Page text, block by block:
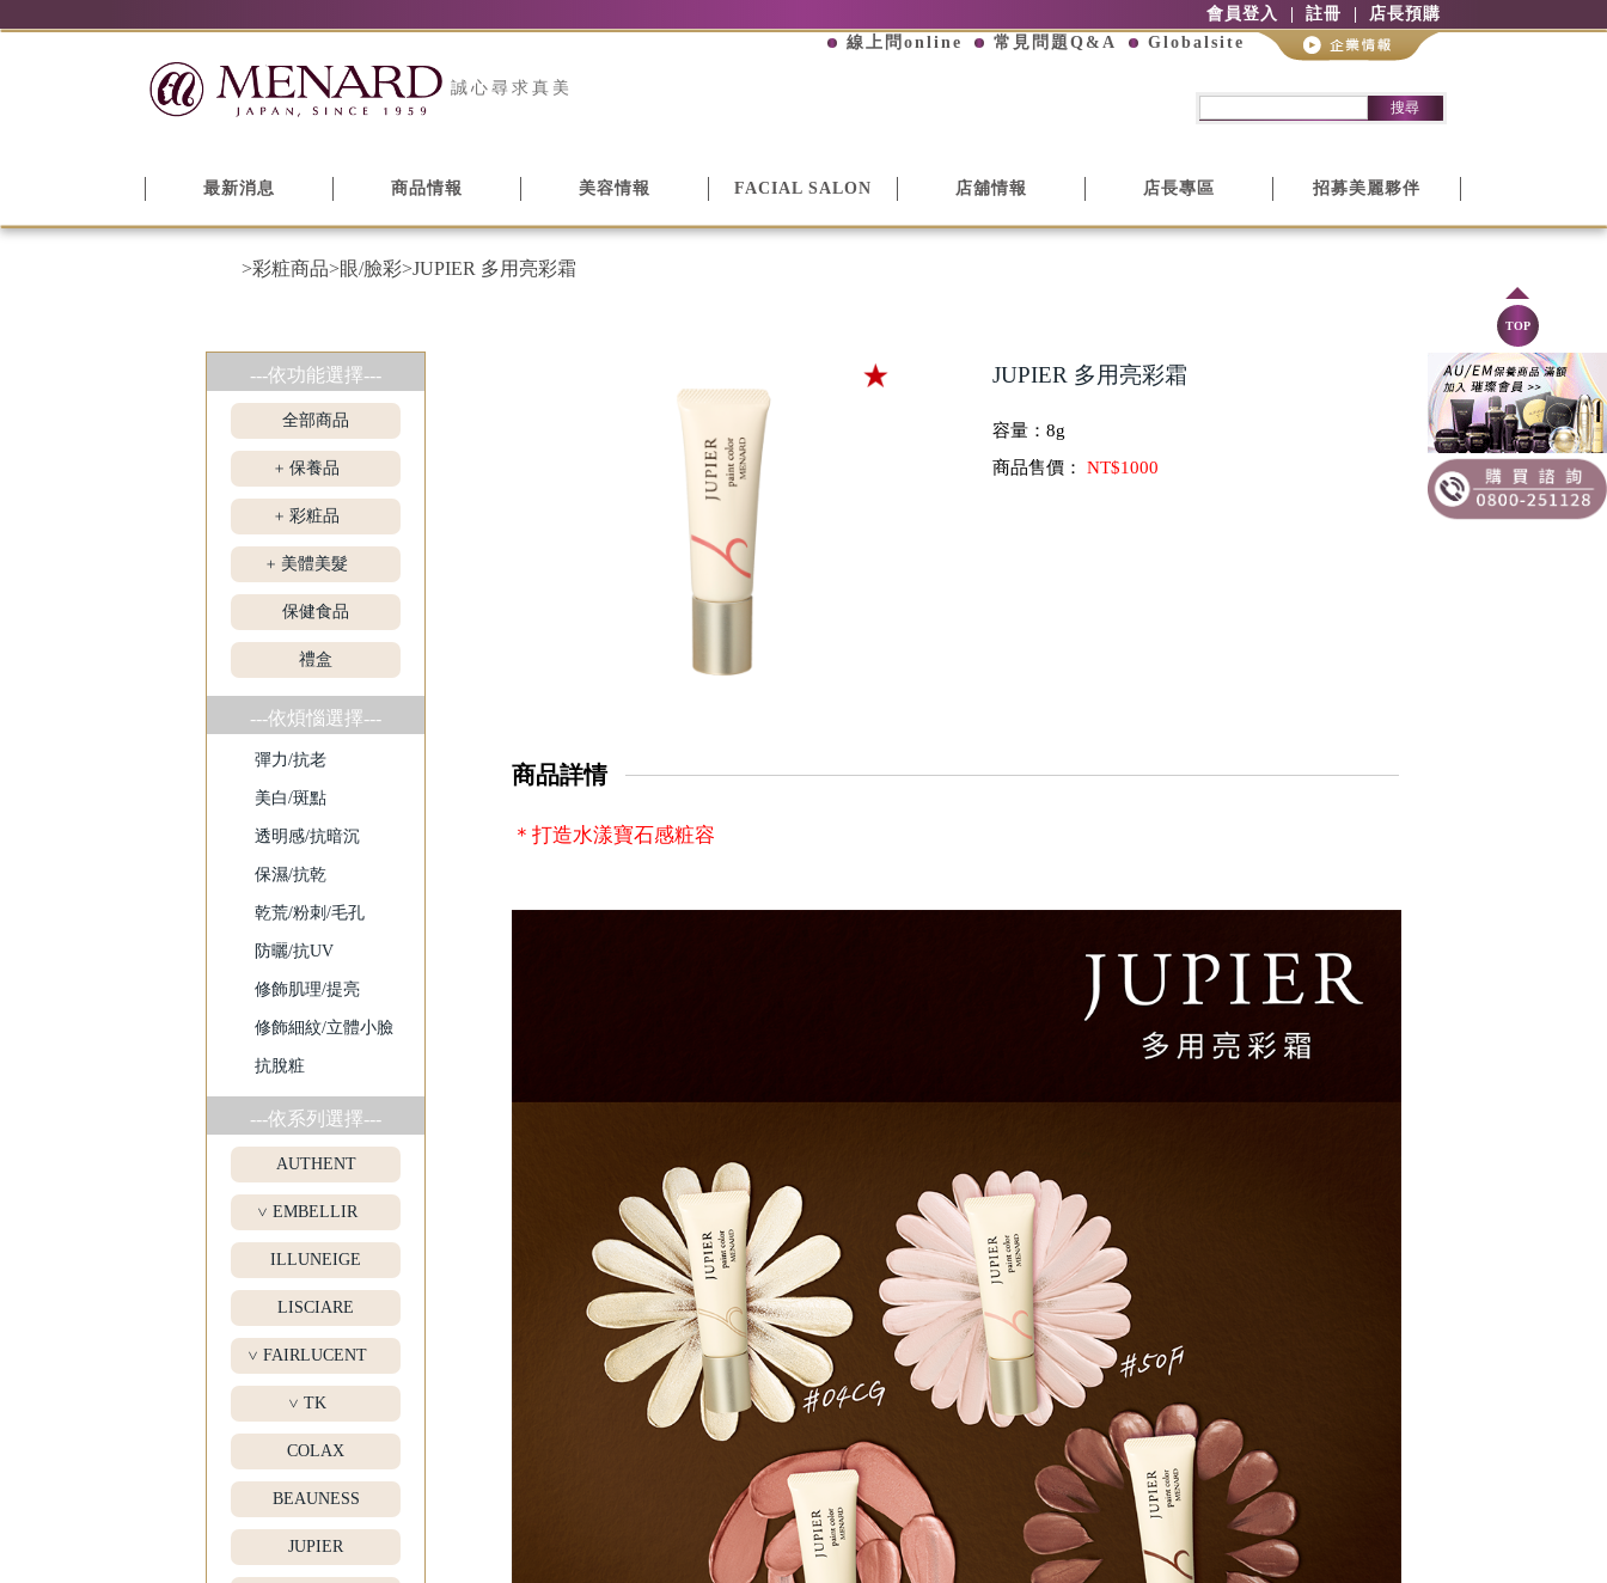
店長預購
註冊
會員登入
線上問online
常見問題Q&A Globalsite
搜尋
誠心尋求真美
最新消息 商品情報 美容情報 FACIAL SALON 店舖情報 店長專區 招募美麗夥伴
>彩粧商品>眼/臉彩>JUPIER 多用亮彩霜
---依功能選擇---
全部商品
+ 保養品
+ 彩粧品
+ 美體美髮
保健食品
禮盒
---依煩惱選擇---
彈力/抗老
美白/斑點
透明感/抗暗沉
保濕/抗乾
乾荒/粉刺/毛孔
防曬/抗UV
修飾肌理/提亮
修飾細紋/立體小臉
抗脫粧
---依系列選擇---
AUTHENT
> EMBELLIR
ILLUNEIGE
LISCIARE
> FAIRLUCENT
> TK
COLAX
BEAUNESS
JUPIER
JUPIER 多用亮彩霜
容量： 8g
商品售價：
NT$1000
商品詳情
＊打造水漾寶石感粧容
TOP